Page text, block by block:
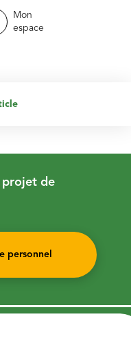
Mon
espace
projet de
personnel